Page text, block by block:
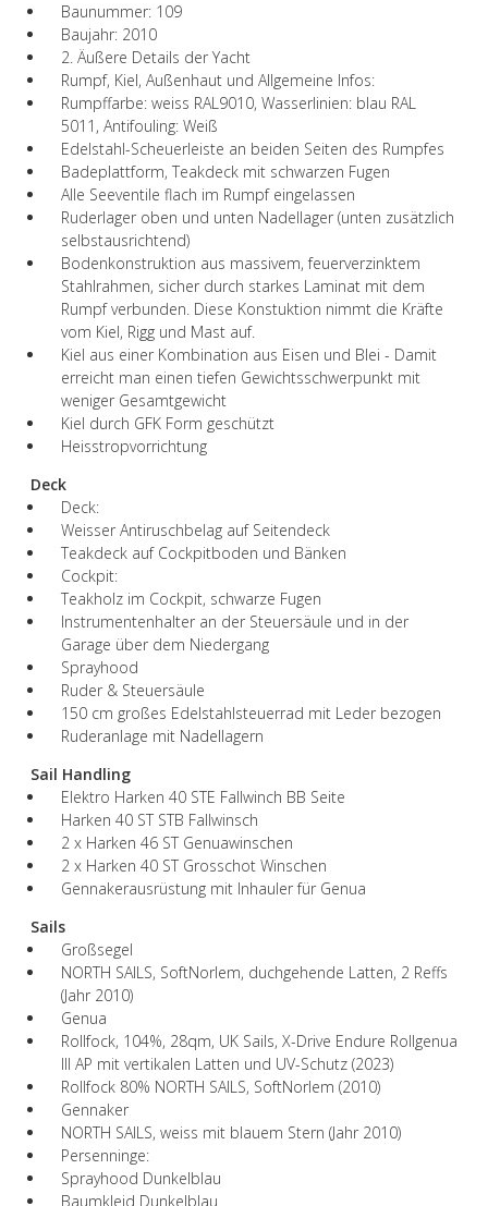
Baunummer: 109
Baujahr: 2010
2. Äußere Details der Yacht
Rumpf, Kiel, Außenhaut und Allgemeine Infos:
Rumpffarbe: weiss RAL9010, Wasserlinien: blau RAL
5011, Antifouling: Weiß
Edelstahl-Scheuerleiste an beiden Seiten des Rumpfes
Badeplattform, Teakdeck mit schwarzen Fugen
Alle Seeventile flach im Rumpf eingelassen
Ruderlager oben und unten Nadellager (unten zusätzlich
selbstausrichtend)
Bodenkonstruktion aus massivem, feuerverzinktem
Stahlrahmen, sicher durch starkes Laminat mit dem
Rumpf verbunden. Diese Konstuktion nimmt die Kräfte
vom Kiel, Rigg und Mast auf.
Kiel aus einer Kombination aus Eisen und Blei - Damit
erreicht man einen tiefen Gewichtsschwerpunkt mit
weniger Gesamtgewicht
Kiel durch GFK Form geschützt
Heisstropvorrichtung
Deck
Deck:
Weisser Antiruschbelag auf Seitendeck
Teakdeck auf Cockpitboden und Bänken
Cockpit:
Teakholz im Cockpit, schwarze Fugen
Instrumentenhalter an der Steuersäule und in der
Garage über dem Niedergang
Sprayhood
Ruder & Steuersäule
150 cm großes Edelstahlsteuerrad mit Leder bezogen
Ruderanlage mit Nadellagern
Sail Handling
Elektro Harken 40 STE Fallwinch BB Seite
Harken 40 ST STB Fallwinsch
2 x Harken 46 ST Genuawinschen
2 x Harken 40 ST Grosschot Winschen
Gennakerausrüstung mit Inhauler für Genua
Sails
Großsegel
NORTH SAILS, SoftNorlem, duchgehende Latten, 2 Reffs
(Jahr 2010)
Genua
Rollfock, 104%, 28qm, UK Sails, X-Drive Endure Rollgenua
III AP mit vertikalen Latten und UV-Schutz (2023)
Rollfock 80% NORTH SAILS, SoftNorlem (2010)
Gennaker
NORTH SAILS, weiss mit blauem Stern (Jahr 2010)
Persenninge:
Sprayhood Dunkelblau
Baumkleid Dunkelblau